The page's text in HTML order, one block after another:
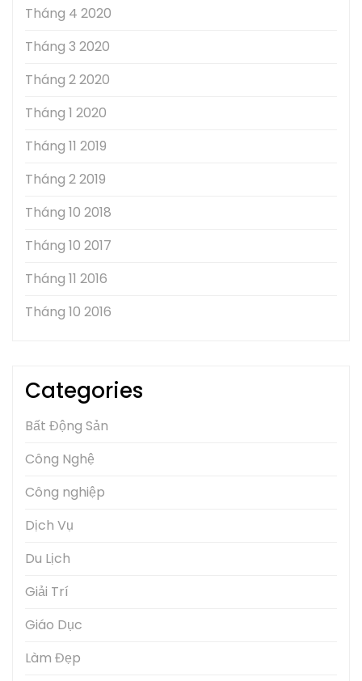
Tháng 4 2020
Tháng 3 2020
Tháng 2 2020
Tháng 1 2020
Tháng 11 2019
Tháng 2 2019
Tháng 10 2018
Tháng 10 2017
Tháng 11 2016
Tháng 10 2016
Categories
Bất Động Sản
Công Nghệ
Công nghiệp
Dịch Vụ
Du Lịch
Giải Trí
Giáo Dục
Làm Đẹp